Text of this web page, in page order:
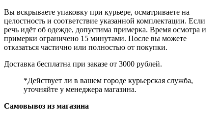
Вы вскрываете упаковку при курьере, осматриваете на
целостность и соответствие указанной комплектации. Если
речь идёт об одежде, допустима примерка. Время осмотра и
примерки ограничено 15 минутами. После вы можете
отказаться частично или полностью от покупки.
Доставка бесплатна при заказе от 3000 рублей.
*Действует ли в вашем городе курьерская служба,
уточняйте у менеджера магазина.
Самовывоз из магазина